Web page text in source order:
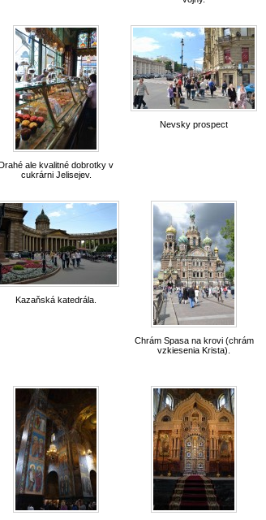
ale kvalitné dobrotky v
cukrárni Jelisejev.
Nevsky prospect
Kazaňská katedrála.
Chrám Spasa na krovi (chrám
vzkiesenia Krista).